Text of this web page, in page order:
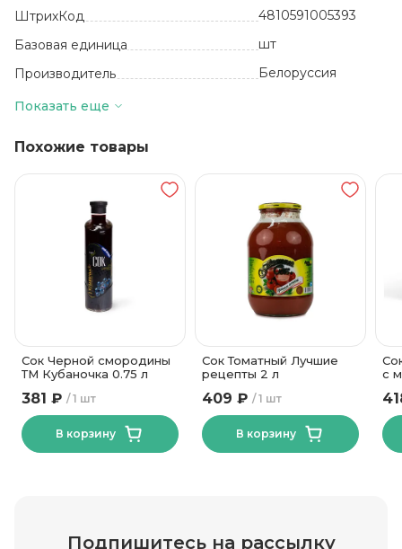
ШтрихКод
4810591005393
Базовая единица
шт
Производитель
Белоруссия
Количество в упаковке
Вид упаковки
Картонная коробка
Показать еще
Похожие товары
Сок Черной смородины
ТМ Кубаночка 0.75 л
1 шт
381 ₽
В корзину
Сок Томатный Лучшие
рецепты 2 л
1 шт
409 ₽
В корзину
с
Подпишитесь на рассылку